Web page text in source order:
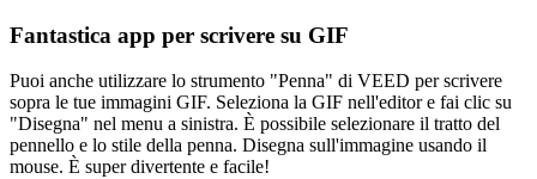
Fantastica app per scrivere su GIF
Puoi anche utilizzare lo strumento "Penna" di VEED per scrivere
sopra le tue immagini GIF. Seleziona la GIF nell'editor e fai clic su
"Disegna" nel menu a sinistra. È possibile selezionare il tratto del
pennello e lo stile della penna. Disegna sull'immagine usando il
mouse. È super divertente e facile!